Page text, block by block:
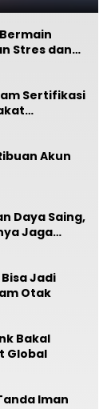
Stres dan
Sertifikasi
Akun
Daya Saing,
Jaga
Jadi
Otak
Bakal
Global
Iman